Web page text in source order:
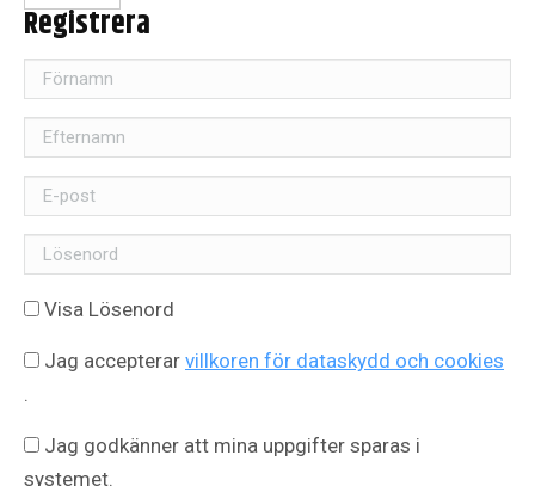
Registrera
Förnamn
Efternamn
Skriv
ett
lösenord
Visa Lösenord
Jag accepterar villkoren för dataskydd och cookies
.
Jag godkänner att mina uppgifter sparas i
systemet.